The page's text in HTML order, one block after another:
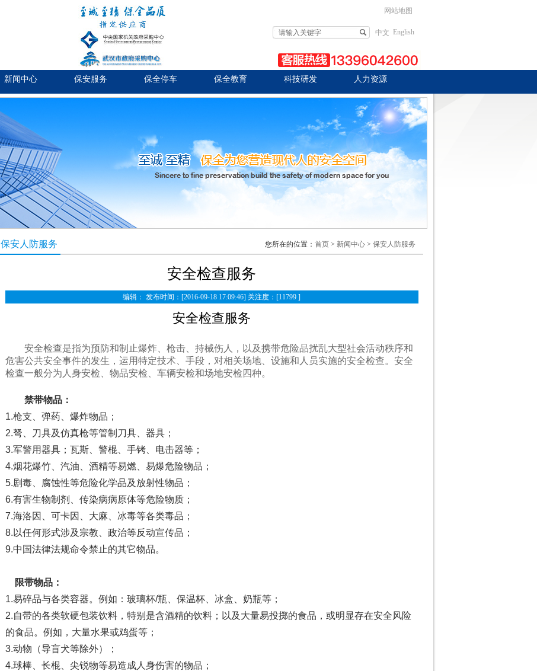
网站地图
中文 English
新闻中心 保安服务 保全停车 保全教育 科技研发 人力资源
保安人防服务 您所在的位置： 首页> 新闻中心> 保安人防服务
安全检查服务
编辑： 发布时间：[2016-09-18 17:09:46] 关注度：[11799 ]
安全检查服务
安全检查是指为预防和制止爆炸、枪击、持械伤人，以及携带危险品扰乱大型社会活动秩序和
危害公共安全事件的发生，运用特定技术、手段，对相关场地、设施和人员实施的安全检查。安全
检查一般分为人身安检、物品安检、车辆安检和场地安检四种。
禁带物品：
1.枪支、弹药、爆炸物品；
2.弩、
刀具及仿真枪等管制刀具、器具；
3.军警用器具；瓦斯、警棍、手铐、电击器等；
4.烟花爆竹、汽油、酒精等易燃、易爆危险物品；
5.剧毒、腐蚀性等危险化学品及放射性物品；
6.有害生物制剂、传染病病原体等危险物质；
7.海洛因、可卡因、大麻、冰毒等各类毒品；
8.以任何形式涉及宗教、政治等反动宣传品；
9.中国法律法规命令禁止的其它物品。
限带物品：
1.易碎品与各类容器。例如：玻璃杯/瓶、保温杯、冰盒、奶瓶等；
2.自带的各类软硬包装饮料，特别是含酒精的饮料；以及大量易投掷的食品，或明显存在安全风险
的食品。例如，大量水果或鸡蛋等；
3.动物（导盲犬等除外）；
4.球棒、长棍、尖锐物等易造成人身伤害的物品；